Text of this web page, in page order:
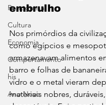
Portuguesa
Cultura
Economia
Comportamento
his
Ano Novo
embrulho
Nos primórdios da
como egípcios e
armazenavam alimentos
barro e folhas de
vidro e o metal vieram
materiais nobres,